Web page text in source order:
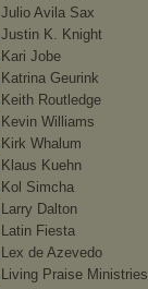
Julio Avila Sax
Justin K. Knight
Kari Jobe
Katrina Geurink
Keith Routledge
Kevin Williams
Kirk Whalum
Klaus Kuehn
Kol Simcha
Larry Dalton
Latin Fiesta
Lex de Azevedo
Living Praise Ministries